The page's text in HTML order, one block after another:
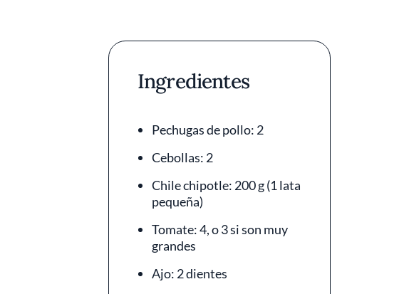
Ingredientes
Pechugas de pollo: 2
Cebollas: 2
Chile chipotle: 200 g (1 lata
pequeña)
Tomate: 4, o 3 si son muy
grandes
Ajo: 2 dientes